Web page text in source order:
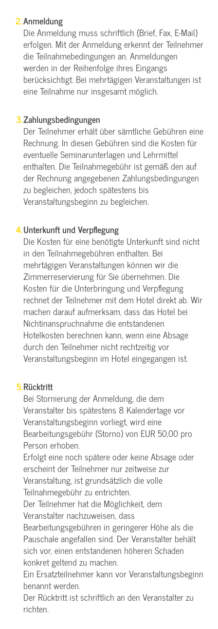
Anmeldung
Die Anmeldung muss schriftlich (Brief, Fax, E-Mail)
erfolgen. Mit der Anmeldung erkennt der Teilnehmer
die Teilnahmebedingungen an. Anmeldungen
werden in der Reihenfolge ihres Eingangs
berücksichtigt. Bei mehrtägigen Veranstaltungen ist
eine Teilnahme nur insgesamt möglich.
Zahlungsbedingungen
Der Teilnehmer erhält über sämtliche Gebühren eine
Rechnung. In diesen Gebühren sind die Kosten für
eventuelle Seminarunterlagen und Lehrmittel
enthalten. Die Teilnahmegebühr ist gemäß den auf
der Rechnung angegebenen Zahlungsbedingungen
zu begleichen, jedoch spätestens bis
Veranstaltungsbeginn zu begleichen.
Unterkunft und Verpflegung
Die Kosten für eine benötigte Unterkunft sind nicht
in den Teilnahmegebühren enthalten. Bei
mehrtägigen Veranstaltungen können wir die
Zimmerreservierung für Sie übernehmen. Die
Kosten für die Unterbringung und Verpflegung
rechnet der Teilnehmer mit dem Hotel direkt ab. Wir
machen darauf aufmerksam, dass das Hotel bei
Nichtinanspruchnahme die entstandenen
Hotelkosten berechnen kann, wenn eine Absage
durch den Teilnehmer nicht rechtzeitig vor
Veranstaltungsbeginn im Hotel eingegangen ist.
Rücktritt
Bei Stornierung der Anmeldung, die dem
Veranstalter bis spätestens 8 Kalendertage vor
Veranstaltungsbeginn vorliegt, wird eine
Bearbeitungsgebühr (Storno) von EUR 50,00 pro
Person erhoben.
Erfolgt eine noch spätere oder keine Absage oder
erscheint der Teilnehmer nur zeitweise zur
Veranstaltung, ist grundsätzlich die volle
Teilnahmegebühr zu entrichten.
Der Teilnehmer hat die Möglichkeit, dem
Veranstalter nachzuweisen, dass
Bearbeitungsgebühren in geringerer Höhe als die
Pauschale angefallen sind. Der Veranstalter behält
sich vor, einen entstandenen höheren Schaden
konkret geltend zu machen.
Ein Ersatzteilnehmer kann vor Veranstaltungsbeginn
benannt werden.
Der Rücktritt ist schriftlich an den Veranstalter zu
richten.